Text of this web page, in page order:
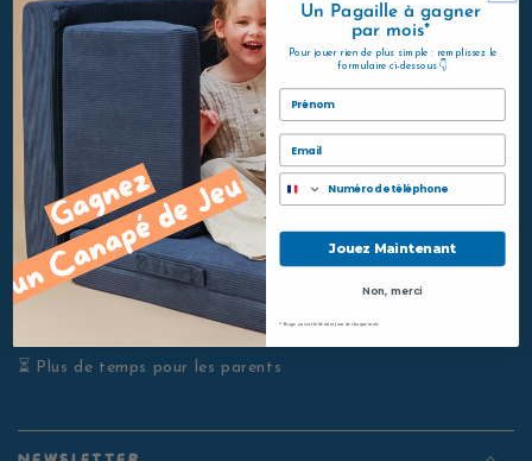
Nous contacter
F.A.Q
Pages légales
🌈 Du fun pour les enfants
📵 Une baisse du temps d'écran
🥳 Moins de rangement
⏳ Plus de temps pour les parents
Un Pagaille à gagner
par mois*
Pour jouer rien de plus simple : remplissez le
formulaire ci-dessous 👇
Prénom
Téléphone
Jouez Maintenant
Non, merci
*Tirage au sort le dernier jour de chaque mois